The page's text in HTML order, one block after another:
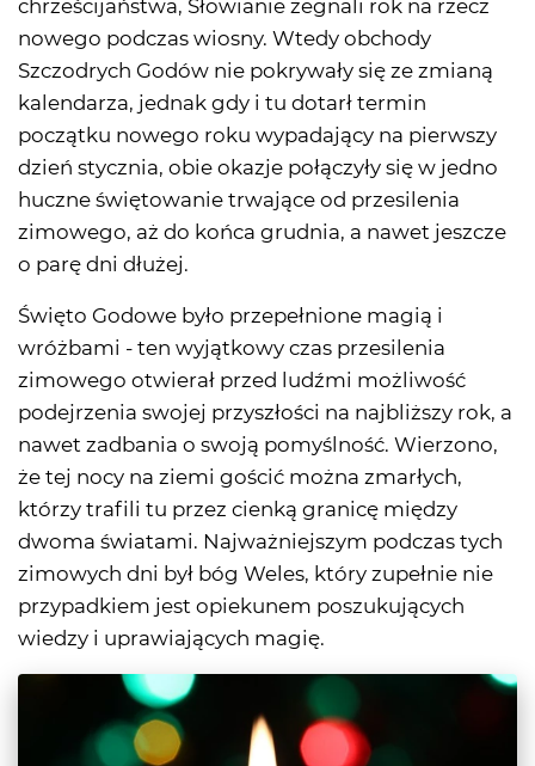
chrześcijaństwa, Słowianie żegnali rok na rzecz
nowego podczas wiosny. Wtedy obchody
Szczodrych Godów nie pokrywały się ze zmianą
kalendarza, jednak gdy i tu dotarł termin
początku nowego roku wypadający na pierwszy
dzień stycznia, obie okazje połączyły się w jedno
huczne świętowanie trwające od przesilenia
zimowego, aż do końca grudnia, a nawet jeszcze
o parę dni dłużej.
Święto Godowe było przepełnione magią i
wróżbami - ten wyjątkowy czas przesilenia
zimowego otwierał przed ludźmi możliwość
podejrzenia swojej przyszłości na najbliższy rok, a
nawet zadbania o swoją pomyślność. Wierzono,
że tej nocy na ziemi gościć można zmarłych,
którzy trafili tu przez cienką granicę między
dwoma światami. Najważniejszym podczas tych
zimowych dni był bóg Weles, który zupełnie nie
przypadkiem jest opiekunem poszukujących
wiedzy i uprawiających magię.